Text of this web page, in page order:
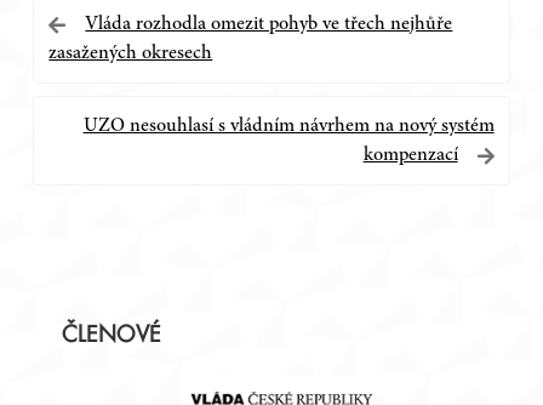
Navigace
příspěvek
Vláda rozhodla omezit pohyb ve třech nejhůře
zasažených okresech
UZO nesouhlasí s vládním návrhem na nový systém
kompenzací
ČLENOVÉ